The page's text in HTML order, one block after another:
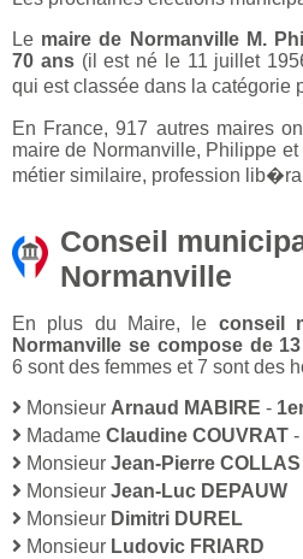
Le maire de Normanville M.
70 ans(il est né le 11 juillet
qui est classée dans la catégorie
En France, 917 autres maires
maire de Normanville, Philippe
métier similaire, profession
Conseil
Normanville
En plus du Maire, le conseil
Normanville se compose de
6 sont des femmes et 7 sont des
Monsieur Arnaud MABIRE -
Madame Claudine COUVRAT -
Monsieur Jean-Pierre COLLAS
Monsieur Jean-Luc DEPAUW
Monsieur Dimitri DUREL
Monsieur Ludovic FRIARD